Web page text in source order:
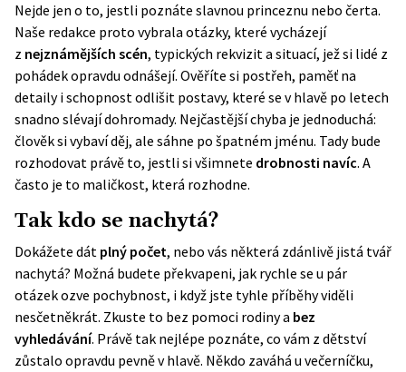
Nejde jen o to, jestli poznáte slavnou princeznu nebo čerta.
Naše redakce proto vybrala otázky, které vycházejí
z nejznámějších scén, typických rekvizit a situací, jež si lidé z
pohádek opravdu odnášejí. Ověříte si postřeh, paměť na
detaily i schopnost odlišit postavy, které se v hlavě po letech
snadno slévají dohromady. Nejčastější chyba je jednoduchá:
člověk si vybaví děj, ale sáhne po špatném jménu. Tady bude
rozhodovat právě to, jestli si všimnete drobnosti navíc. A
často je to maličkost, která rozhodne.
Tak kdo se nachytá?
Dokážete dát plný počet, nebo vás některá zdánlivě jistá tvář
nachytá? Možná budete překvapeni, jak rychle se u pár
otázek ozve pochybnost, i když jste tyhle příběhy viděli
nesčetněkrát. Zkuste to bez pomoci rodiny a bez
vyhledávání. Právě tak nejlépe poznáte, co vám z dětství
zůstalo opravdu pevně v hlavě. Někdo zaváhá u večerníčku,